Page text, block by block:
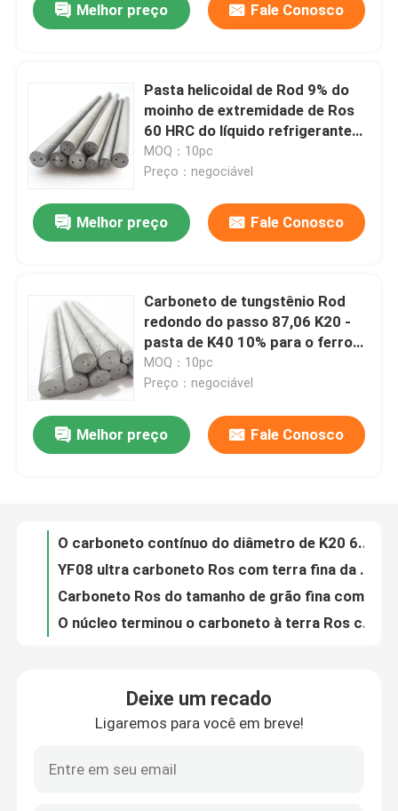
Produtos
Contacte-nos
Notícia
Peça umas citações
Melhor preço Fale Conosco
Pasta helicoidal de Rod 9% do
moinho de extremidade de Ros
60 HRC do líquido refrigerante
do carboneto de tungstênio
MOQ：10pc
Preço：negociável
Melhor preço Fale Conosco
Carboneto de tungstênio Rod
redondo do passo 87,06 K20 -
pasta de K40 10% para o ferro
fundido
MOQ：10pc
Preço：negociável
Melhor preço Fale Conosco
carboneto Ros de 5.5mm com corte da chanfradura HV30 1950 ao estoque da barra do comprimento
O núcleo terminou o carboneto à terra Ros com o sólido da chanfradura K30 para as peças do desgaste
YL10.2 moeu o carboneto contínuo Ros com Ra 0,2 do tamanho de grão fina h6 da chanfradura
O tungstênio terminou o carboneto à terra Ros com único furo reto YL10.2 da chanfradura
Deixe um recado
Ligaremos para você em breve!